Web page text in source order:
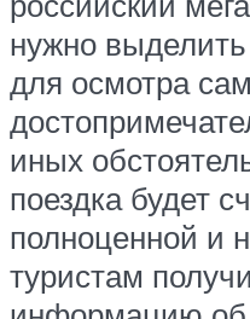
нужно
для осмотра
иных
поездка будет
полноценной и
туристам